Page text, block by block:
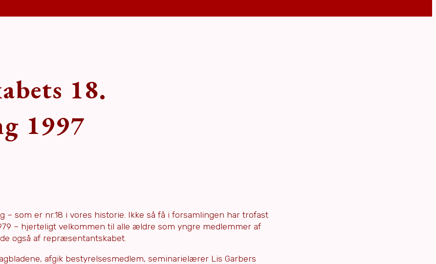
18.
1997
som er nr.18 i vores historie. Ikke så få i forsamlingen har trofast
– hjerteligt velkommen til alle ældre som yngre medlemmer af
også af repræsentantskabet.
afgik bestyrelsesmedlem, seminarielærer Lis Garbers